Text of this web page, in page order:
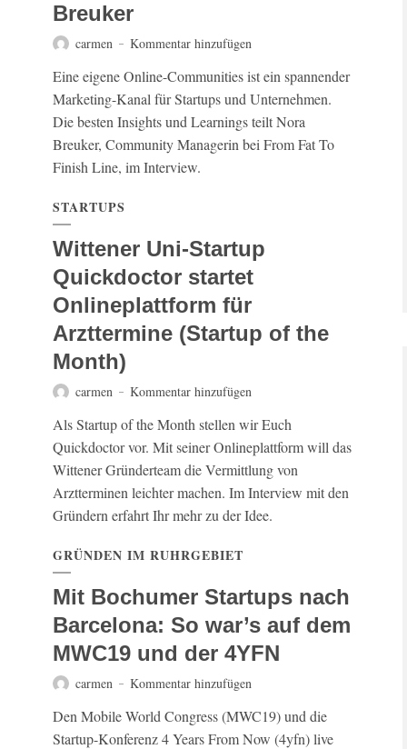
Breuker
carmen Kommentar hinzufügen
Eine eigene Online-Communities ist ein spannender
Marketing-Kanal für Startups und Unternehmen.
Die besten Insights und Learnings teilt Nora
Breuker, Community Managerin bei From Fat To
Finish Line, im Interview.
STARTUPS
Wittener Uni-Startup
Quickdoctor startet
Onlineplattform für
Arzttermine (Startup of the
Month)
carmen Kommentar hinzufügen
Als Startup of the Month stellen wir Euch
Quickdoctor vor. Mit seiner Onlineplattform will das
Wittener Gründerteam die Vermittlung von
Arztterminen leichter machen. Im Interview mit den
Gründern erfahrt Ihr mehr zu der Idee.
GRÜNDEN IM RUHRGEBIET
Mit Bochumer Startups nach
Barcelona: So war’s auf dem
MWC19 und der 4YFN
carmen Kommentar hinzufügen
Den Mobile World Congress (MWC19) und die
Startup-Konferenz 4 Years From Now (4yfn) live